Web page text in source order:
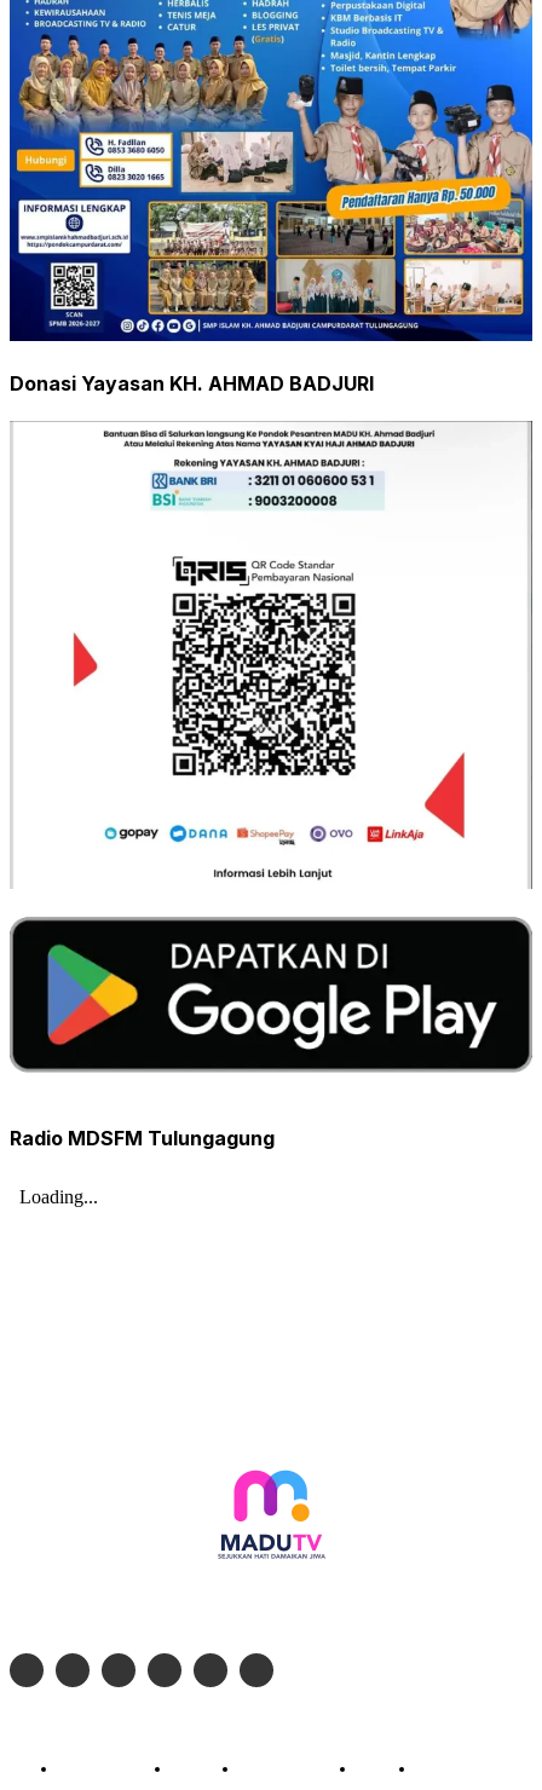
Donasi Yayasan KH. AHMAD BADJURI
Radio MDSFM Tulungagung
Profil Madu TV Redaksi Pedoman Siber Kontak